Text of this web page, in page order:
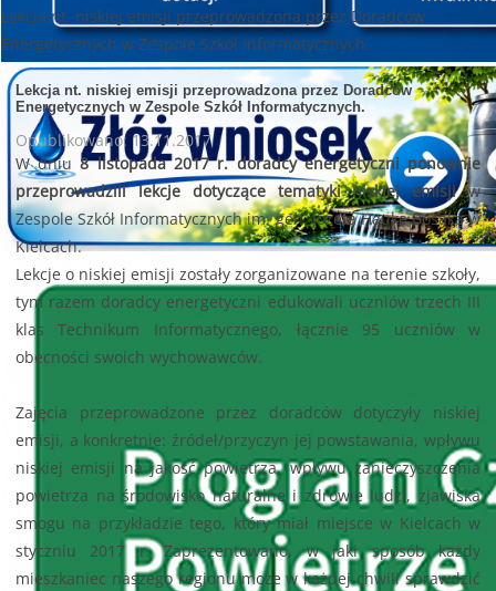
Lekcja nt. niskiej emisji przeprowadzona przez Doradców
Energetycznych w Zespole Szkół Informatycznych.
Lekcja nt. niskiej emisji przeprowadzona przez Doradców
Energetycznych w Zespole Szkół Informatycznych.
Opublikowano: 13.11.2017
W dniu 8 listopada 2017 r. doradcy energetyczni ponownie
przeprowadzili lekcje dotyczące tematyki niskiej emisjiw
Zespole Szkół Informatycznych im. gen. Józefa Hauke Bosaka w
Kielcach.
Lekcje o niskiej emisji zostały zorganizowane na terenie szkoły,
tym razem doradcy energetyczni edukowali uczniów trzech III
klas Technikum Informatycznego, łącznie 95 uczniów w
obecności swoich wychowawców.
Zajęcia przeprowadzone przez doradców dotyczyły niskiej
emisji, a konkretnie: źródeł/przyczyn jej powstawania, wpływu
niskiej emisji na jakość powietrza, wpływu zanieczyszczenia
powietrza na środowisko naturalne i zdrowie ludzi, zjawiska
smogu na przykładzie tego, który miał miejsce w Kielcach w
styczniu 2017 r. Zaprezentowano, w jaki sposób każdy
mieszkaniec naszego regionu może w każdej chwili sprawdzić